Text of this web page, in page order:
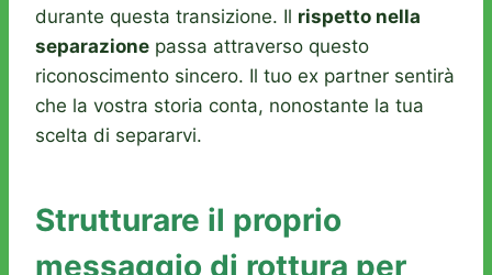
durante questa transizione. Il rispetto nella
separazione passa attraverso questo
riconoscimento sincero. Il tuo ex partner sentirà
che la vostra storia conta, nonostante la tua
scelta di separarvi.
Strutturare il proprio
messaggio di rottura per